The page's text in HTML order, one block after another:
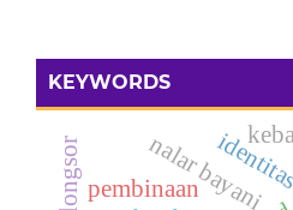
KEYWORDS
nalar bayani
pembinaan